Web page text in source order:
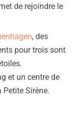
de rejoindre le
, des
pour trois sont
et un centre de
Petite Sirène.